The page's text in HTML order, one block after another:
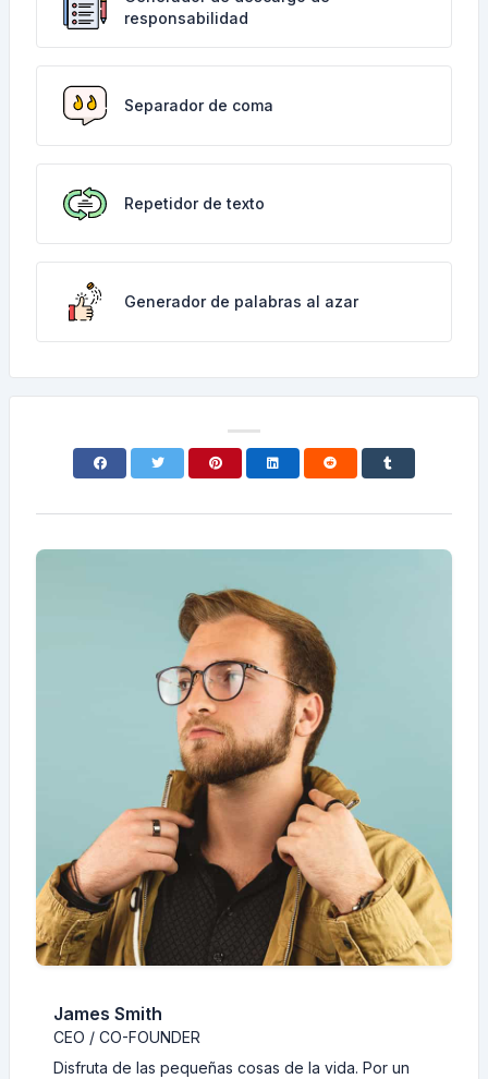
responsabilidad
Separador de coma
Repetidor de texto
Generador de palabras al azar
James Smith
CEO / CO-FOUNDER
Disfruta de las pequeñas cosas de la vida. Por un